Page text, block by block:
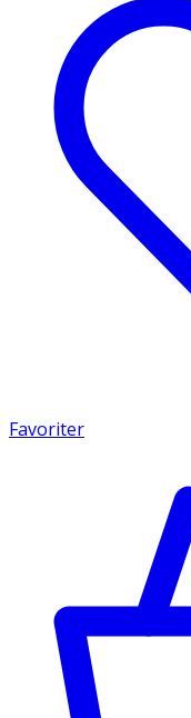
Favoriter